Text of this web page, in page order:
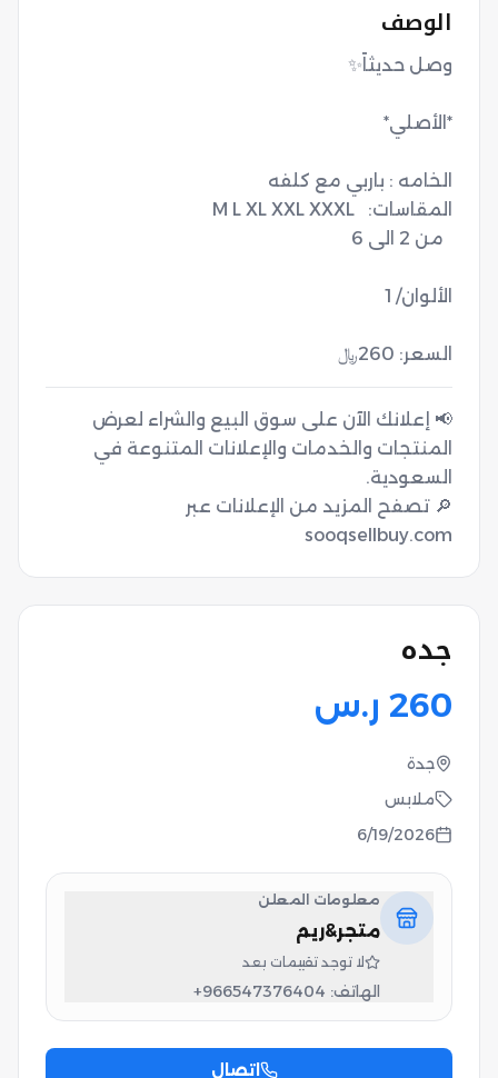
الوصف
السعر: 260﷼
📢 إعلانك الآن على سوق البيع والشراء لعرض
المنتجات والخدمات والإعلانات المتنوعة في
🔎 تصفح المزيد من الإعلانات عبر
sooqsellbuy.com
جده
260 ر.س
جدة
ملابس
6/19/2026
معلومات المعلن
متجر&ريم
لا توجد تقييمات بعد
الهاتف: +966547376404
اتصال